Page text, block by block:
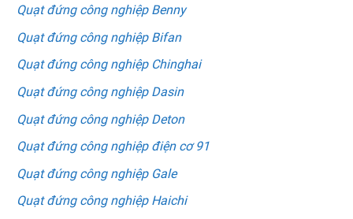
Quạt đứng công nghiệp Benny
Quạt đứng công nghiệp Bifan
Quạt đứng công nghiệp Chinghai
Quạt đứng công nghiệp Dasin
Quạt đứng công nghiệp Deton
Quạt đứng công nghiệp điện cơ 91
Quạt đứng công nghiệp Gale
Quạt đứng công nghiệp Haichi